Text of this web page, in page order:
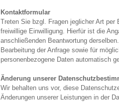
Kontaktformular
Treten Sie bzgl. Fragen jeglicher Art
freiwillige Einwilligung. Hierfür ist die
anschließenden Beantwortung
Bearbeitung der Anfrage sowie für
personenbezogene Daten automatisch
Änderung unserer
Wir behalten uns vor, diese
Änderungen unserer Leistungen in der